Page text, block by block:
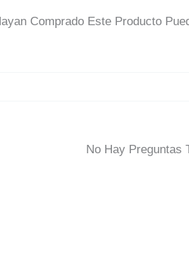
Comprado Este Producto
No Hay Preguntas